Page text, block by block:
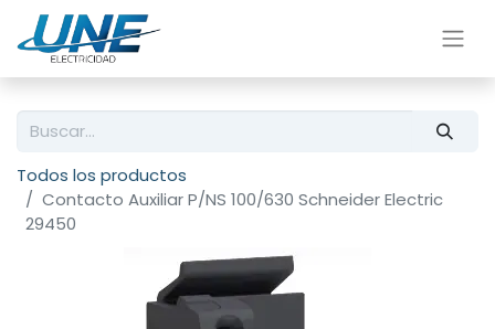
Todos los productos
Contacto Auxiliar P/NS 100/630 Schneider Electric
29450